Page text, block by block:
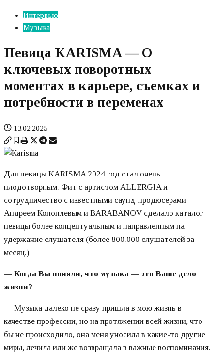
Интервью
Музыка
Певица KARISMA — О
ключевых поворотных
моментах в карьере, съемках и
потребности в переменах
13.02.2025
Для певицы KARISMA 2024 год стал очень
плодотворным. Фит с артистом ALLERGIA и
сотрудничество с известными саунд-продюсерами –
Андреем Коноплевым и BARABANOV сделало каталог
певицы более концептуальным и направленным на
удержание слушателя (более 800.000 слушателей за
месяц.)
— Когда Вы поняли, что музыка — это Ваше дело
жизни?
— Музыка далеко не сразу пришла в мою жизнь в
качестве профессии, но на протяжении всей жизни, что
бы не происходило, она меня уносила в какие-то другие
миры, лечила или же возвращала в важные воспоминания.